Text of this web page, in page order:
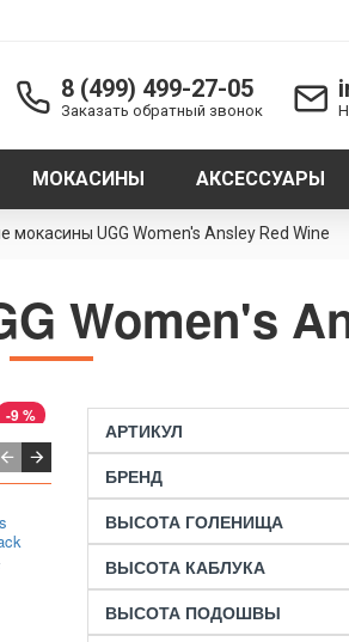
8 (499) 499-27-05
Заказать обратный звонок
МОКАСИНЫ АКСЕССУАРЫ
мокасины UGG Women's Ansley Red Wine
Women's
-9 %
❎ Женские ботинки
UGG Women's
Neumel Boot Black
Leather
АРТИКУЛ
БРЕНД
ВЫСОТА ГОЛЕНИЩА
ВЫСОТА КАБЛУКА
ВЫСОТА ПОДОШВЫ